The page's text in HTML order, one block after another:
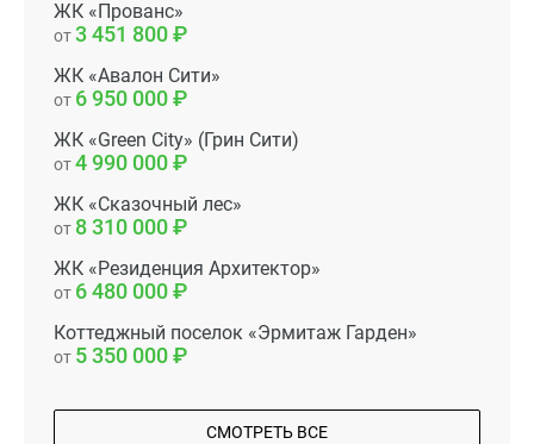
ЖК «Прованс»
от3 451 800
ЖК «Авалон Сити»
от 6 950 000
ЖК «Green City» (Грин Сити)
от4 990 000
ЖК «Сказочный лес»
от 8 310 000
ЖК «Резиденция Архитектор»
от 6 480 000
Коттеджный поселок «Эрмитаж Гарден»
от 5 350 000
СМОТРЕТЬ ВСЕ